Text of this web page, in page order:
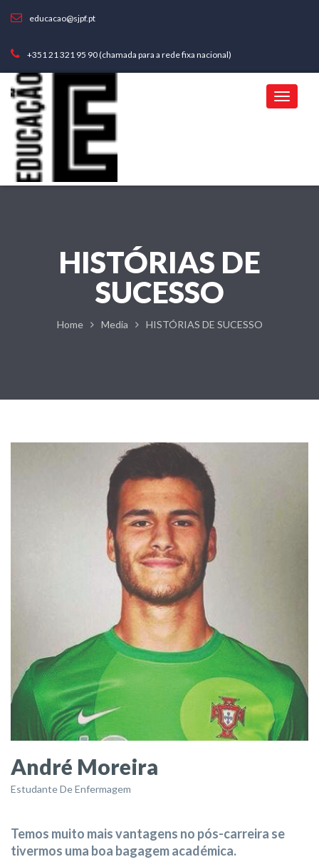
educacao@sjpf.pt
+351 21 321 95 90 (chamada para a rede fixa nacional)
HISTÓRIAS DE
SUCESSO
Home Media HISTÓRIAS DE SUCESSO
André Moreira
Estudante De Enfermagem
Temos muito mais vantagens no pós-carreira se
tivermos uma boa bagagem académica.